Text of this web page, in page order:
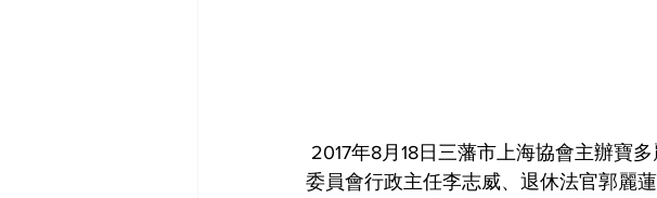
委員會行政主任李志威、退休法官郭麗